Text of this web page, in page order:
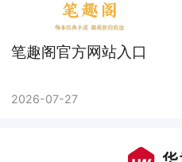
笔趣阁官方网站入口
2026-07-27